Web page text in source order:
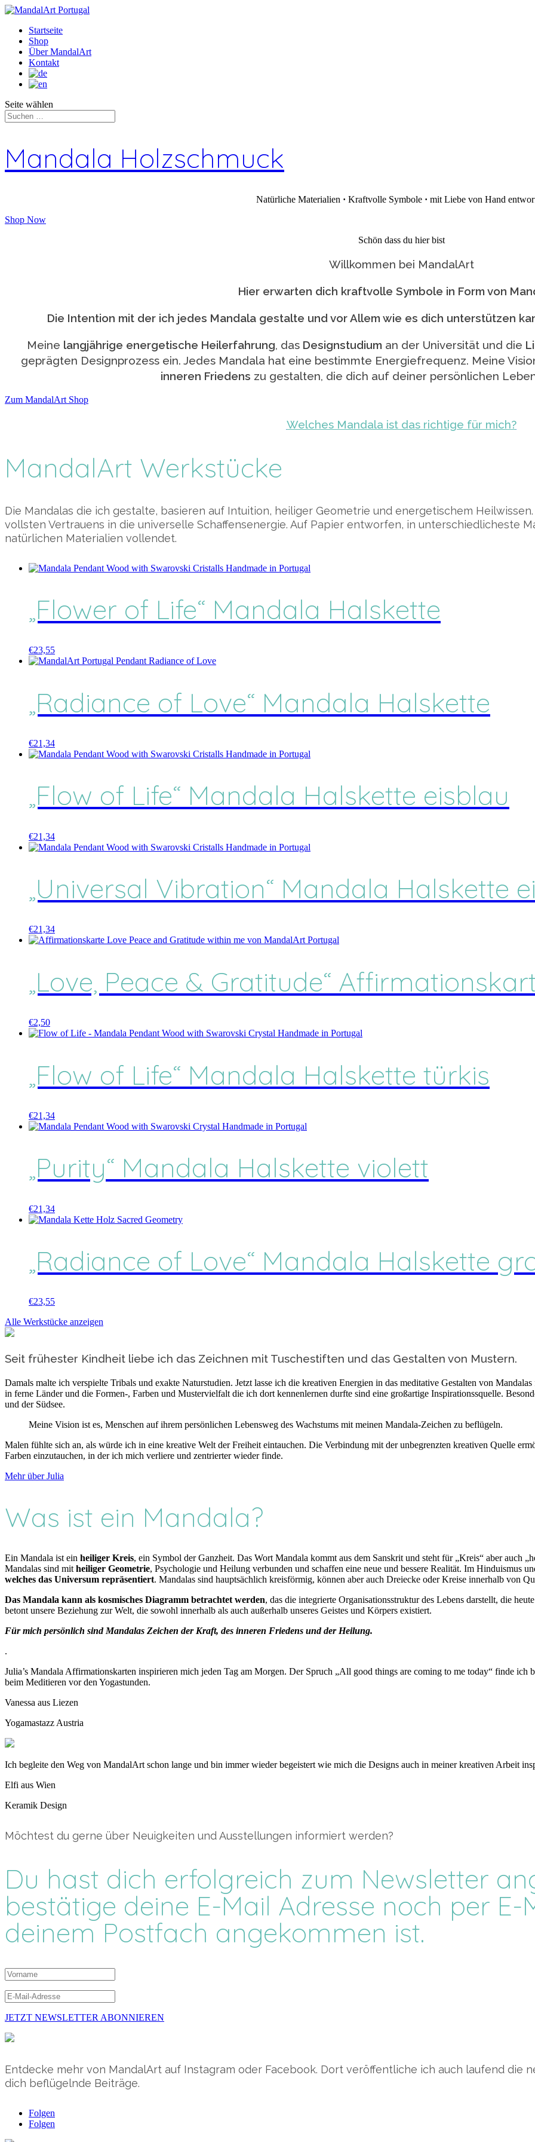
Startseite
Shop
Über MandalArt
Kontakt
Seite wählen
Mandala Holzschmuck
Natürliche Materialien · Kraftvolle Symbole · mit Liebe von Hand
Shop Now
Schön dass du hier bist
Willkommen bei MandalArt
Hier erwarten dich kraftvolle Symbole in Form von
Die Intention mit der ich jedes Mandala gestalte und vor Allem wie es dich unterstützen
Meine langjährige energetische Heilerfahrung, das Designstudium an der Universität und die
geprägten Designprozess ein. Jedes Mandala hat eine bestimmte Energiefrequenz. Meine
inneren Friedens zu gestalten, die dich auf deiner persönlichen
Zum MandalArt Shop
Welches Mandala ist das richtige für mich?
MandalArt Werkstücke
Die Mandalas die ich gestalte, basieren auf Intuition, heiliger Geometrie und energetischem
vollsten Vertrauens in die universelle Schaffensenergie. Auf Papier entworfen, in unterschiedlicheste
natürlichen Materialien vollendet.
„Flower of Life“ Mandala Halskette
€23,55
„Radiance of Love“ Mandala Halskette
€21,34
„Flow of Life“ Mandala Halskette eisblau
€21,34
„Universal Vibration“ Mandala Halskette
€21,34
„Love, Peace & Gratitude“
€2,50
„Flow of Life“ Mandala Halskette türkis
€21,34
„Purity“ Mandala Halskette violett
€21,34
„Radiance of Love“ Mandala Halskette
€23,55
Alle Werkstücke anzeigen
Seit frühester Kindheit liebe ich das Zeichnen mit Tuschestiften und das Gestalten von Mustern.
Damals malte ich verspielte Tribals und exakte Naturstudien. Jetzt lasse ich die kreativen Energien in das meditative Gestalten von
in ferne Länder und die Formen-, Farben und Mustervielfalt die ich dort kennenlernen durfte sind eine großartige Inspirationssquelle.
und der Südsee.
Meine Vision ist es, Menschen auf ihrem persönlichen Lebensweg des Wachstums mit meinen Mandala-Zeichen zu beflügeln.
Malen fühlte sich an, als würde ich in eine kreative Welt der Freiheit eintauchen. Die Verbindung mit der unbegrenzten kreativen Quelle
Farben einzutauchen, in der ich mich verliere und zentrierter wieder finde.
Mehr über Julia
Was ist ein Mandala?
Ein Mandala ist ein heiliger Kreis, ein Symbol der Ganzheit. Das Wort Mandala kommt aus dem Sanskrit und steht für „Kreis“ aber auch
Mandalas sind mit heiliger Geometrie, Psychologie und Heilung verbunden und schaffen eine neue und bessere Realität. Im Hinduismus
welches das Universum repräsentiert. Mandalas sind hauptsächlich kreisförmig, können aber auch Dreiecke oder Kreise innerhalb von
Das Mandala kann als kosmisches Diagramm betrachtet werden, das die integrierte Organisationsstruktur des Lebens darstellt, die
betont unsere Beziehung zur Welt, die sowohl innerhalb als auch außerhalb unseres Geistes und Körpers existiert.
Für mich persönlich sind Mandalas Zeichen der Kraft, des inneren Friedens und der Heilung.
.
Julia’s Mandala Affirmationskarten inspirieren mich jeden Tag am Morgen. Der Spruch „All good things are coming to me today“ finde ich
beim Meditieren vor den Yogastunden.
Vanessa aus Liezen
Yogamastazz Austria
Ich begleite den Weg von MandalArt schon lange und bin immer wieder begeistert wie mich die Designs auch in meiner kreativen Arbeit
Elfi aus Wien
Keramik Design
Möchtest du gerne über Neuigkeiten und Ausstellungen informiert werden?
Du hast dich erfolgreich zum Newsletter
bestätige deine E-Mail Adresse noch per
deinem Postfach angekommen ist.
JETZT NEWSLETTER ABONNIEREN
Entdecke mehr von MandalArt auf Instagram oder Facebook. Dort veröffentliche ich auch laufend die
dich beflügelnde Beiträge.
Folgen
Folgen